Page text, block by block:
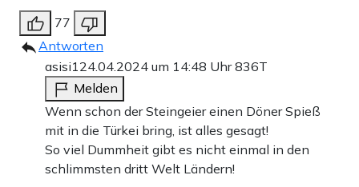
77
Antworten
asisi124.04.2024 um 14:48 Uhr836T
Melden
Wenn schon der Steingeier einen Döner Spieß
mit in die Türkei bring, ist alles gesagt!
So viel Dummheit gibt es nicht einmal in den
schlimmsten dritt Welt Ländern!